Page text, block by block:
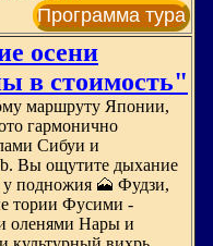
Программа тура
осени
в стоимость"
маршруту Японии,
гармонично
Сибуи и
Вы ощутите дыхание
у подножия 🗻 Фудзи,
тории Фусими -
оленями Нары и